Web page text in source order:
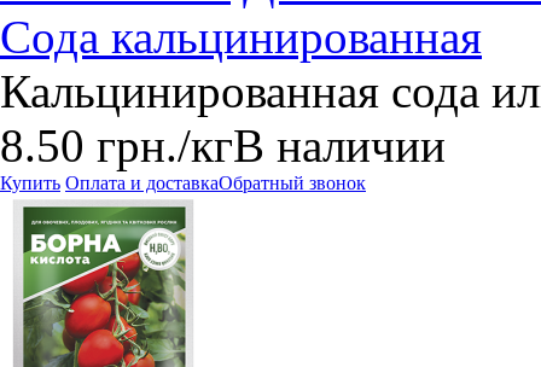
Сода кальцинированная
Кальцинированная сода
8.50 грн./кгВ наличии
Купить Оплата и доставкаОбратный звонок